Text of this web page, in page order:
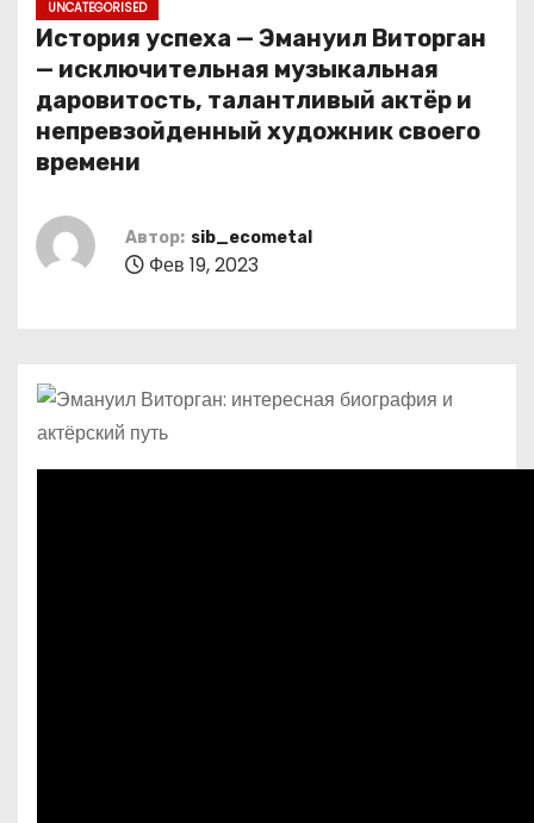
UNCATEGORISED
История успеха — Эмануил Виторган
— исключительная музыкальная
даровитость, талантливый актёр и
непревзойденный художник своего
времени
Автор: sib_ecometal
Фев 19, 2023